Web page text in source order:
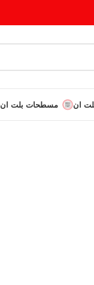
ان مسطحات بلت ان